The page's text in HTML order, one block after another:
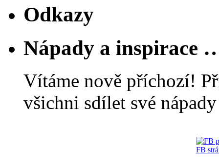
Odkazy
Nápady a inspirace
Vítáme nově příchozí!
všichni sdílet své
FB